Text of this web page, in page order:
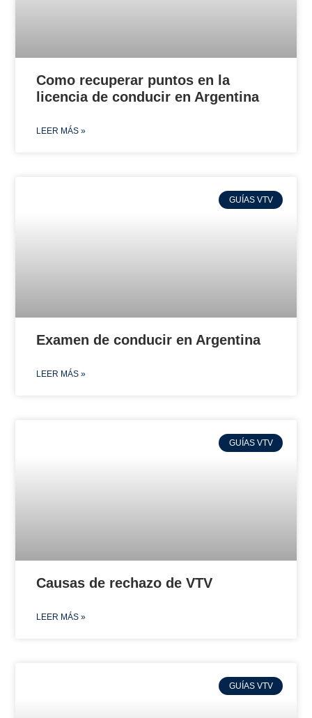
Como recuperar puntos en la
licencia de conducir en Argentina
LEER MÁS »
GUÍAS VTV
Examen de conducir en Argentina
LEER MÁS »
GUÍAS VTV
Causas de rechazo de VTV
LEER MÁS »
GUÍAS VTV